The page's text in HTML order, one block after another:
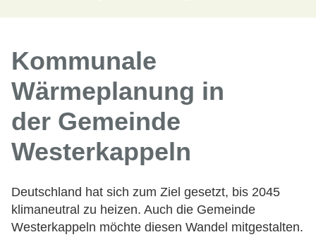
Kommunale
Wärmeplanung in
der Gemeinde
Westerkappeln
Deutschland hat sich zum Ziel gesetzt, bis 2045
klimaneutral zu heizen. Auch die Gemeinde
Westerkappeln möchte diesen Wandel mitgestalten.